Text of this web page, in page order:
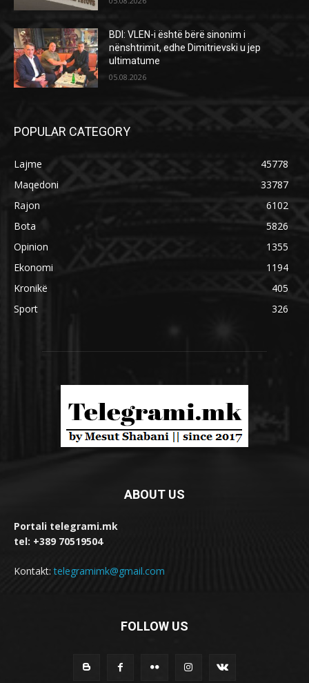
BDI: VLEN-i është bërë sinonim i
nënshtrimit, edhe Dimitrievski u jep
ultimatume
05.08.2026
POPULAR CATEGORY
Lajme
45778
Maqedoni
33787
Rajon
6102
Bota
5826
Opinion
1355
Ekonomi
1194
Kronikë
405
Sport
326
ABOUT US
Portali telegrami.mk
tel: +389 70519504
Kontakt:telegramimk@gmail.com
FOLLOW US